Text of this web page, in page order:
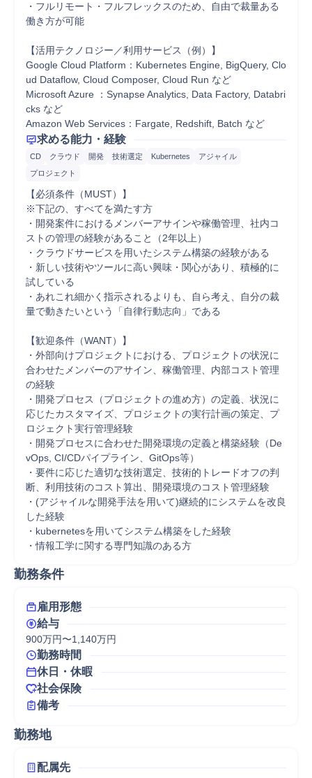
・フルリモート・フルフレックスのため、自由で裁量ある
働き方が可能
【活用テクノロジー／利用サービス（例）】
Google Cloud Platform：Kubernetes Engine, BigQuery, Clo
ud Dataflow, Cloud Composer, Cloud Run など
Microsoft Azure ：Synapse Analytics, Data Factory, Databri
cks など
Amazon Web Services：Fargate, Redshift, Batch など
求める能力・経験
CD クラウド 開発 技術選定 Kubernetes
アジャイル
プロジェクト
【必須条件（MUST）】
※下記の、すべてを満たす方
・開発案件におけるメンバーアサインや稼働管理、社内コ
ストの管理の経験があること（2年以上）
・クラウドサービスを用いたシステム構築の経験がある
・新しい技術やツールに高い興味・関心があり、積極的に
試している
・あれこれ細かく指示されるよりも、自ら考え、自分の裁
量で動きたいという「自律行動志向」である
【歓迎条件（WANT）】
・外部向けプロジェクトにおける、プロジェクトの状況に
合わせたメンバーのアサイン、稼働管理、内部コスト管理
の経験
・開発プロセス（プロジェクトの進め方）の定義、状況に
応じたカスタマイズ、プロジェクトの実行計画の策定、プ
ロジェクト実行管理経験
・開発プロセスに合わせた開発環境の定義と構築経験（De
vOps, CI/CDパイプライン、GitOps等）
・要件に応じた適切な技術選定、技術的トレードオフの判
断、利用技術のコスト算出、開発環境のコスト管理経験
・(アジャイルな開発手法を用いて)継続的にシステムを改良
した経験
・kubernetesを用いてシステム構築をした経験
・情報工学に関する専門知識のある方
勤務条件
雇用形態
給与
900万円〜1,140万円
勤務時間
休日・休暇
社会保険
備考
勤務地
配属先